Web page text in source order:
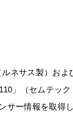
ネサス製）およ
」（セムテック
サー情報を取得し